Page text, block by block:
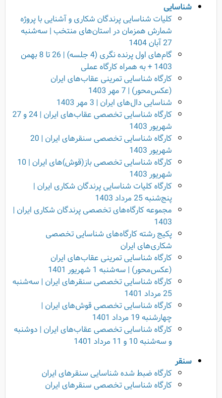
شناسایی
کلیات شناسایی پرندگان شکاری و آشنایی با پروژه
شمارش همزمان در استان‌های منتخب | سه‌شنبه
27 آبان 1404
گام‌های اول پرنده نگری (4 جلسه) | 26 تا 8 بهمن
1403 + به همراه کارگاه عملی
کارگاه شناسایی تمرینی عقاب‌های ایران
(عکس‌محور) | 7 مهر 1403
شناسایی دال‌های ایران | 3 مهر 1403
کارگاه شناسایی تخصصی عقاب‌های ایران | 24 و 27
شهریور 1403
کارگاه شناسایی تخصصی سنقرهای ایران | 20
شهریور 1403
کارگاه شناسایی تخصصی باز(قوش)های ایران | 10
شهریور 1403
کارگاه کلیات شناسایی پرندگان شکاری ایران |
پنج‌شنبه 25 مرداد 1403
مجموعه کارگاه‌‌های تخصصی پرندگان شکاری ایران |
1403
پکیج رشته کارگاه‌های شناسایی تخصصی
شکاری‌های ایران
کارگاه شناسایی تمرینی عقاب‌های ایران
(عکس‌محور) | سه‌شنبه 1 شهریور 1401
کارگاه شناسایی تخصصی سنقرهای ایران | سه‌شنبه
25 مرداد 1401
کارگاه شناسایی تخصصی قوش‌های ایران |
چهارشنبه 19 مرداد 1401
کارگاه شناسایی تخصصی عقاب‌های ایران | دوشنبه
و سه‌شنبه 10 و 11 مرداد 1401
سنقر
کارگاه ضبط شده شناسایی سنقرهای ایران
کارگاه شناسایی تخصصی سنقرهای ایران